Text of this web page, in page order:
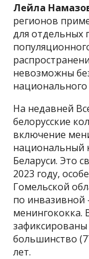
Лейла
регионов
для отдельных
невозможны
На недавней
белорусские
включение
национальный
Беларуси. Это
2023 году,
Гомельской
по
менингококка.
зафиксированы
большинство
лет.